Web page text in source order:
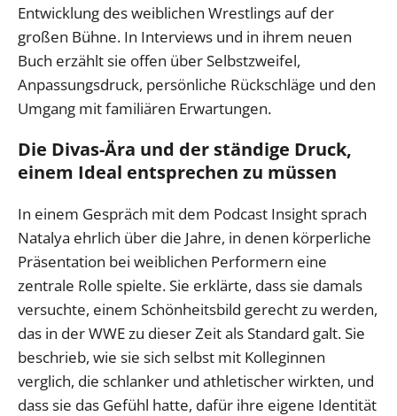
Entwicklung des weiblichen Wrestlings auf der
großen Bühne. In Interviews und in ihrem neuen
Buch erzählt sie offen über Selbstzweifel,
Anpassungsdruck, persönliche Rückschläge und den
Umgang mit familiären Erwartungen.
Die Divas-Ära und der ständige Druck,
einem Ideal entsprechen zu müssen
In einem Gespräch mit dem Podcast Insight sprach
Natalya ehrlich über die Jahre, in denen körperliche
Präsentation bei weiblichen Performern eine
zentrale Rolle spielte. Sie erklärte, dass sie damals
versuchte, einem Schönheitsbild gerecht zu werden,
das in der WWE zu dieser Zeit als Standard galt. Sie
beschrieb, wie sie sich selbst mit Kolleginnen
verglich, die schlanker und athletischer wirkten, und
dass sie das Gefühl hatte, dafür ihre eigene Identität